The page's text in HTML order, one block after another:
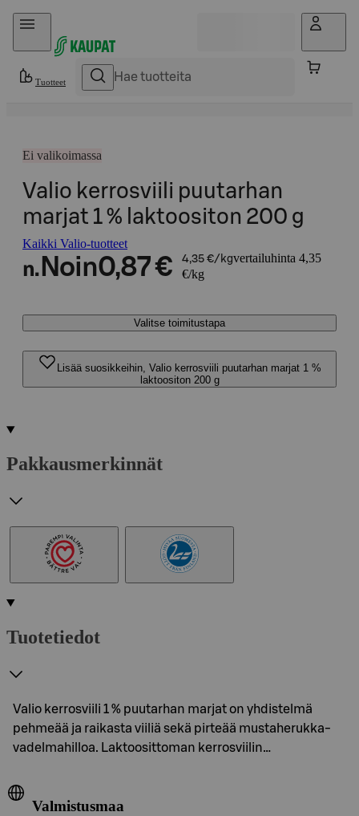
Hyppää sisältöön
Tuotteet
Ei valikoimassa
Valio kerrosviili puutarhan
marjat 1 % laktoositon 200 g
Kaikki Valio-tuotteet
n. Noin0,87 € 4,35 €/kgvertailuhinta 4,35
€/kg
Valitse toimitustapa
Lisää suosikkeihin, Valio kerrosviili puutarhan marjat 1 %
laktoositon 200 g
Pakkausmerkinnät
Tuotetiedot
Valio kerrosviili 1 % puutarhan marjat on yhdistelmä
pehmeää ja raikasta viiliä sekä pirteää mustaherukka-
vadelmahilloa. Laktoosittoman kerrosviilin…
Valmistusmaa